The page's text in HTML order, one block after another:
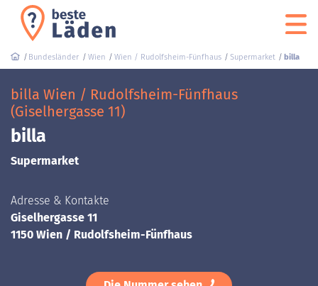
Bundesländer Wien Wien / Rudolfsheim-Fünfhaus Supermarket billa
billa Wien / Rudolfsheim-Fünfhaus
(Giselhergasse 11)
billa
Supermarket
Adresse & Kontakte
Giselhergasse 11
1150 Wien / Rudolfsheim-Fünfhaus